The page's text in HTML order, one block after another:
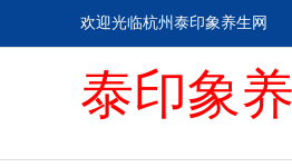
欢迎光临杭州泰印象养生网
泰印象